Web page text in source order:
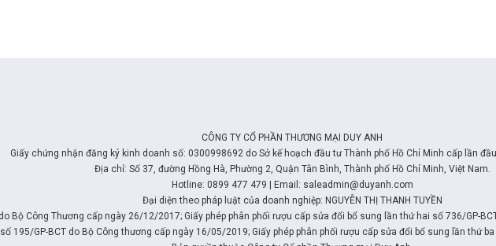
CÔNG TY CỔ PHẦN THƯƠNG MẠI DUY ANH
Giấy chứng nhận đăng ký kinh doanh số: 0300998692 do Sở kế hoạch đầu tư Thành phố Hồ Chí Minh cấp lần
Địa chỉ: Số 37, đường Hồng Hà, Phường 2, Quận Tân Bình, Thành phố Hồ Chí Minh, Việt Nam.
Hotline: 0899 477 479 | Email: saleadmin@duyanh.com
Đại diện theo pháp luật của doanh nghiệp: NGUYỄN THỊ THANH TUYỀN
Bộ Công Thương cấp ngày 26/12/2017; Giấy phép phân phối rượu cấp sửa đổi bổ sung lần thứ hai số 736/GP-
195/GP-BCT do Bộ Công thương cấp ngày 16/05/2019; Giấy phép phân phối rượu cấp sửa đổi bổ sung lần thứ